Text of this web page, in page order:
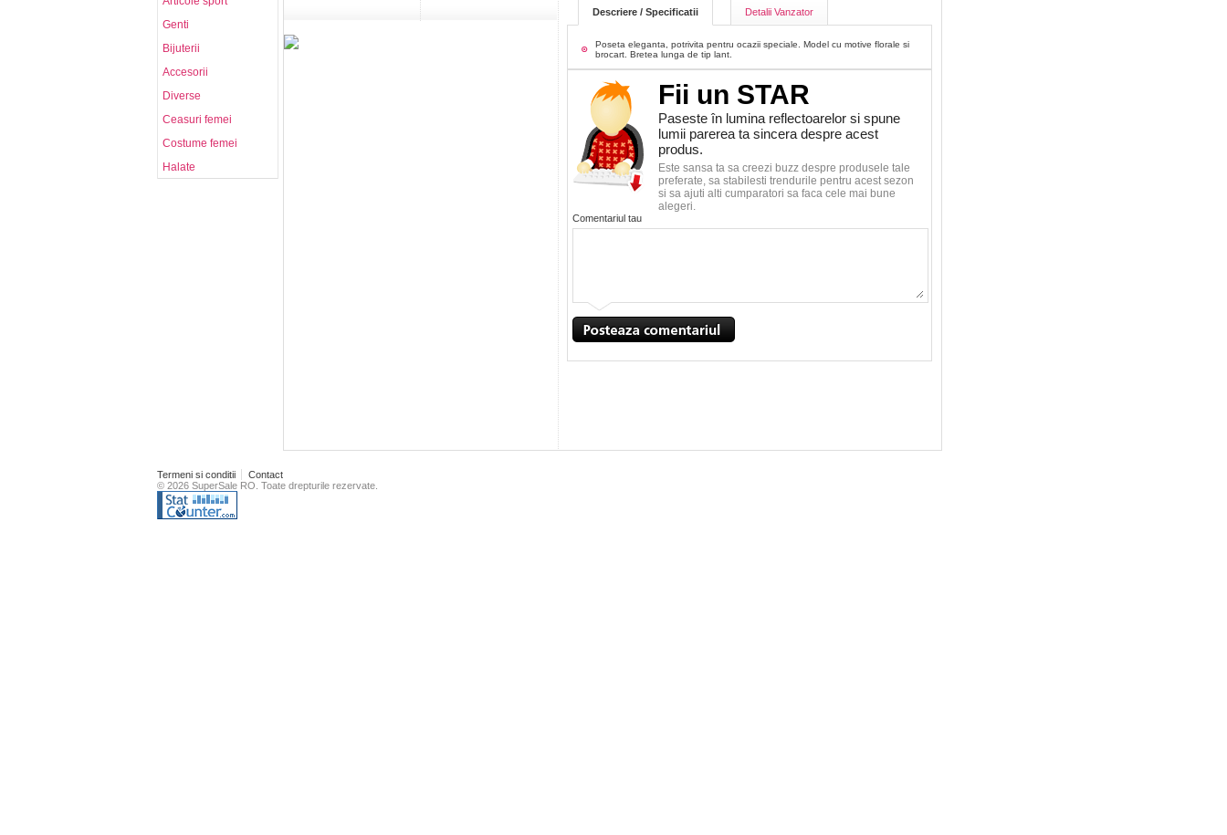
Descriere / Specificatii
Poseta eleganta, potrivita pentru ocazii speciale. Model cu motive florale si
brocart. Bretea lunga de tip lant.
Detalii Vanzator
Fii un STAR
Paseste în lumina reflectoarelor si spune
lumii parerea ta sincera despre acest
produs.
Este sansa ta sa creezi buzz despre produsele tale
preferate, sa stabilesti trendurile pentru acest sezon
si sa ajuti alti cumparatori sa faca cele mai bune
alegeri.
Comentariul tau
Genti
Bijuterii
Accesorii
Diverse
Ceasuri femei
Costume femei
Halate
Termeni si conditii
Contact
© 2026 SuperSale RO. Toate drepturile rezervate.